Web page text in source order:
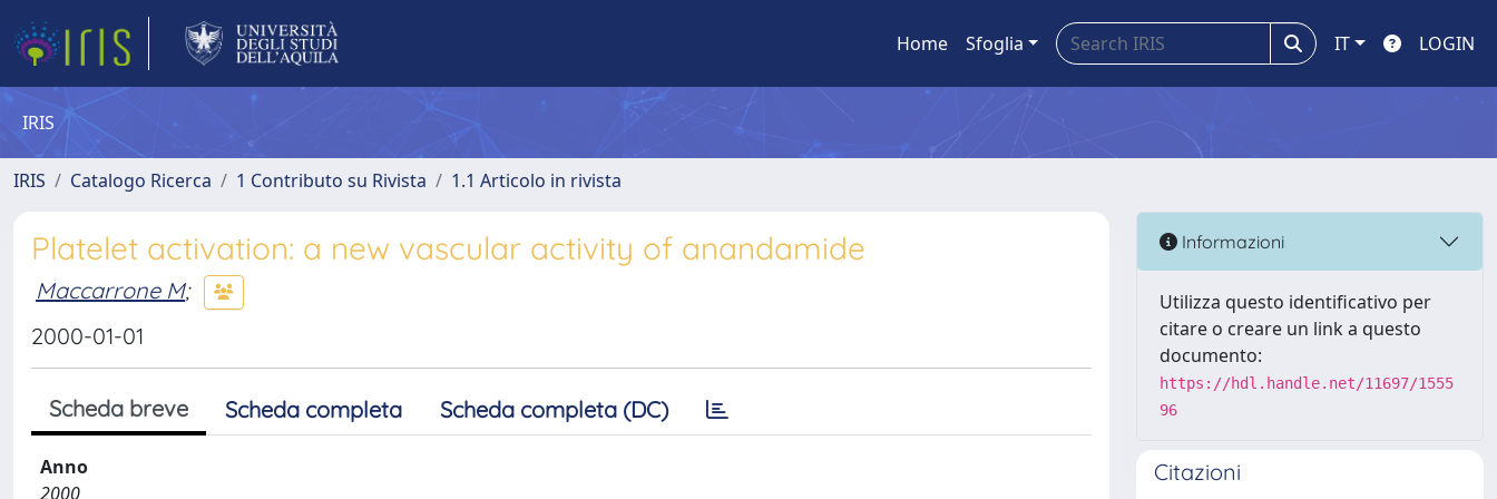
Home Sfoglia IT LOGIN
IRIS
IRIS Catalogo Ricerca 1 Contributo su Rivista 1.1 Articolo in rivista
Platelet activation: a new vascular activity of anandamide
Maccarrone M;
2000-01-01
Scheda breve Scheda completa Scheda completa (DC)
Anno
2000
Informazioni
Utilizza questo identificativo per
citare o creare un link a questo
documento:
https://hdl.handle.net/11697/1555
96
Citazioni